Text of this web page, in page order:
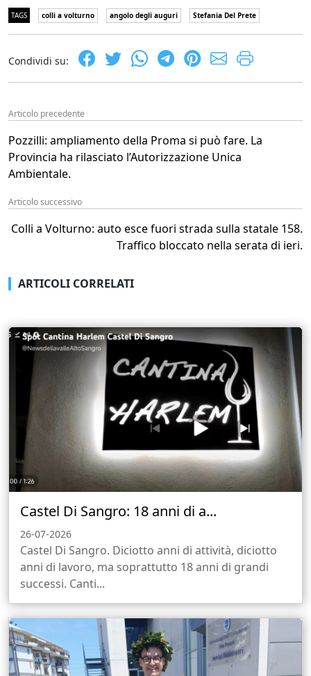
TAGS colli a volturno angolo degli auguri Stefania Del Prete
Condividi su:
Articolo precedente
Pozzilli: ampliamento della Proma si può fare. La
Provincia ha rilasciato l’Autorizzazione Unica
Ambientale.
Articolo successivo
Colli a Volturno: auto esce fuori strada sulla statale 158.
Traffico bloccato nella serata di ieri.
ARTICOLI CORRELATI
Castel Di Sangro: 18 anni di a...
26-07-2026
Castel Di Sangro. Diciotto anni di attività, diciotto
anni di lavoro, ma soprattutto 18 anni di grandi
successi. Canti...